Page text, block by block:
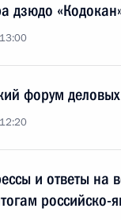
дзюдо
форум деловых
и ответы на
российско-